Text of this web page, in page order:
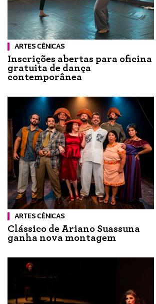
ARTES CÊNICAS
Inscrições abertas para oficina
gratuita de dança
contemporânea
ARTES CÊNICAS
Clássico de Ariano Suassuna
ganha nova montagem